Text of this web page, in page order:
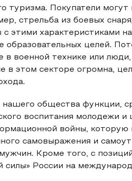
туризма. Покупатели
стрельба из боевых
этими характеристиками
образовательных целей.
в военной технике или
в этом секторе огромна,
общества функции,
воспитания молодежи и
войны, которую
самовыражения и
Кроме того, с
силы» России на